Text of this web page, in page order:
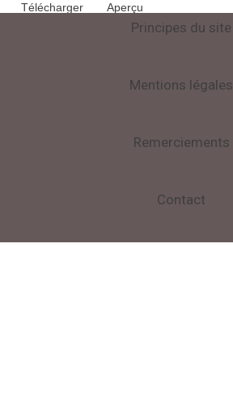
Télécharger Aperçu
Principes du site
Mentions légales
Remerciements
Contact